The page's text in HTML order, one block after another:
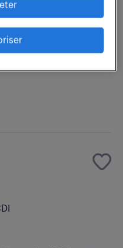
d'impacter
tant qu'Ingénieur
une équipe dynamique